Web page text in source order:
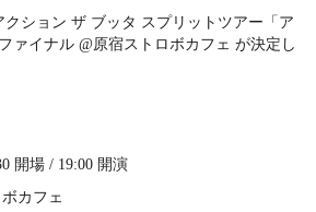
クション ザ ブッタ スプリットツアー「ア
ァイナル @原宿ストロボカフェ が決定し
開場 / 19:00 開演
カフェ